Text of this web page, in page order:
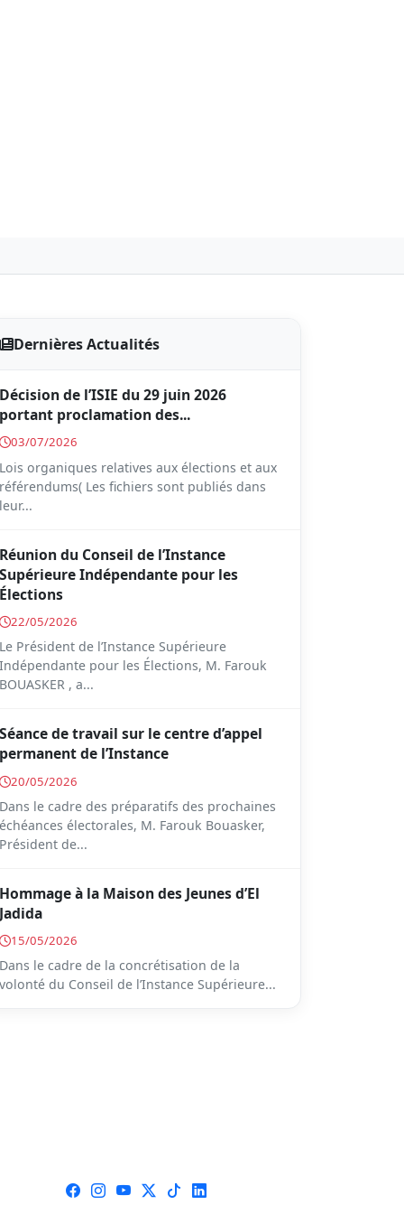
Dernières Actualités
Décision de l’ISIE du 29 juin 2026
portant proclamation des...
03/07/2026
Lois organiques relatives aux élections et aux
référendums( Les fichiers sont publiés dans
leur...
Réunion du Conseil de l’Instance
Supérieure Indépendante pour les
Élections
22/05/2026
Le Président de l’Instance Supérieure
Indépendante pour les Élections, M. Farouk
BOUASKER , a...
Séance de travail sur le centre d’appel
permanent de l’Instance
20/05/2026
Dans le cadre des préparatifs des prochaines
échéances électorales, M. Farouk Bouasker,
Président de...
Hommage à la Maison des Jeunes d’El
Jadida
15/05/2026
Dans le cadre de la concrétisation de la
volonté du Conseil de l’Instance Supérieure...